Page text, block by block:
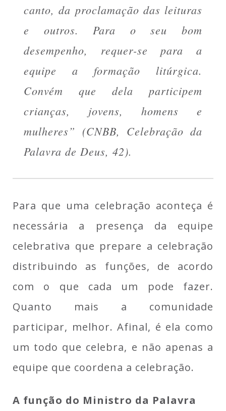
canto, da proclamação das leituras
e outros. Para o seu bom
desempenho, requer-se para a
equipe a formação litúrgica.
Convém que dela participem
crianças, jovens, homens e
mulheres” (CNBB, Celebração da
Palavra de Deus, 42).
Para que uma celebração aconteça é
necessária a presença da equipe
celebrativa que prepare a celebração
distribuindo as funções, de acordo
com o que cada um pode fazer.
Quanto mais a comunidade
participar, melhor. Afinal, é ela como
um todo que celebra, e não apenas a
equipe que coordena a celebração.
A função do Ministro da Palavra